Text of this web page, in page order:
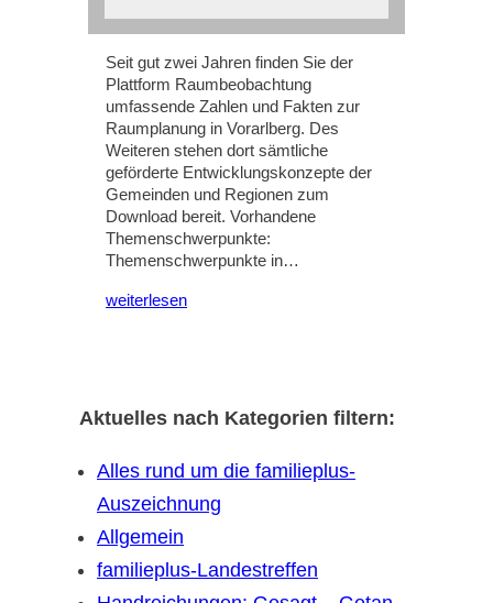
Seit gut zwei Jahren finden Sie der
Plattform Raumbeobachtung
umfassende Zahlen und Fakten zur
Raumplanung in Vorarlberg. Des
Weiteren stehen dort sämtliche
geförderte Entwicklungskonzepte der
Gemeinden und Regionen zum
Download bereit. Vorhandene
Themenschwerpunkte:
Themenschwerpunkte in…
weiterlesen
Aktuelles nach Kategorien filtern:
Alles rund um die familieplus-
Auszeichnung
Allgemein
familieplus-Landestreffen